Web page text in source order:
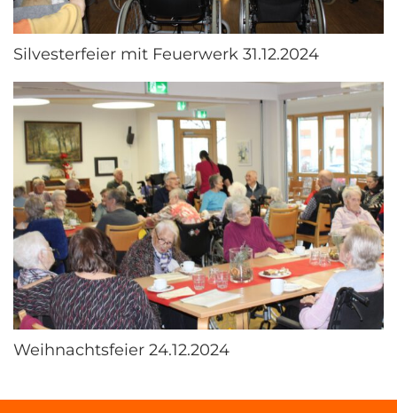
Silvesterfeier mit Feuerwerk 31.12.2024
Weihnachtsfeier 24.12.2024